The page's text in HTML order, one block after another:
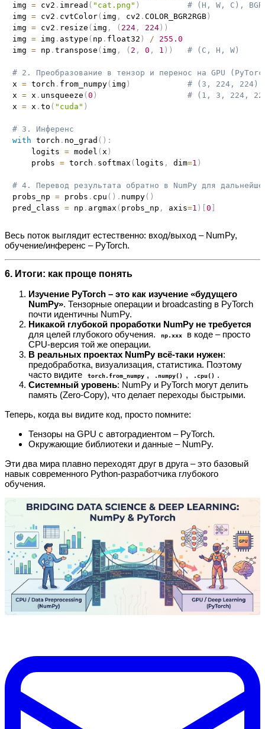
img = cv2 . imread ( "cat.png" )
# (H, W, C),
img = cv2 . cvtColor( img , cv2 . COLOR_BGR2RGB)
img = cv2 . resize ( img , ( 224, 224) )
img = img . astype ( np . float32 ) /
255.0
img = np . transpose ( img , ( 2 , 0 , 1 ) ) # (C, H, W)
# 2. Преобразование в тензор и перенос на GPU
x = torch . from_numpy( img )
# (3, 224, 224)
x = x . unsqueeze ( 0 )
# (1, 3, 224,
x = x . to ( "cuda" )
# 3. Инференс
with torch . no_grad ( ) :
    logits
= model ( x )
    probs
= torch . softmax ( logits , dim=1 )
# 4. Перевод результата обратно в NumPy для
probs_np = probs . cpu ( ) . numpy( )
pred_class = np . argmax ( probs_np , axis=1 ) 0
Весь поток выглядит естественно: вход/выход – NumPy,
обучение/инференс – PyTorch.
6. Итоги: как проще понять
Изучение PyTorch – это как изучение «будущего
NumPy». Тензорные операции и broadcasting в PyTorch
почти идентичны NumPy.
Никакой глубокой проработки NumPy не требуется
для целей глубокого обучения.
np.xxx
в коде – просто
CPU‑версия той же операции.
В реальных проектах NumPy всё‑таки нужен:
предобработка, визуализация, статистика. Поэтому
часто видите
torch.from_numpy , .numpy() , .cpu() .
Системный уровень: NumPy и PyTorch могут делить
память (Zero‑Copy), что делает переходы быстрыми.
Теперь, когда вы видите код, просто помните:
Тензоры на GPU с автоградиентом – PyTorch.
Окружающие библиотеки и данные – NumPy.
Эти два мира плавно переходят друг в друга – это базовый
навык современного Python‑разработчика глубокого
обучения.